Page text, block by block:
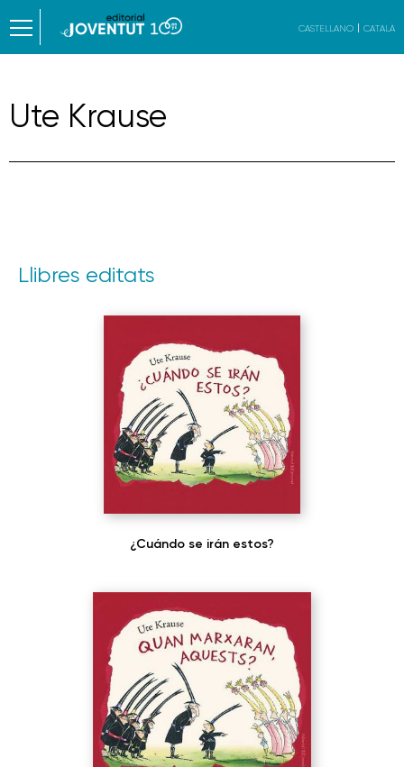
CASTELLANO CATALÀ
Ute Krause
Llibres editats
¿Cuándo se irán estos?